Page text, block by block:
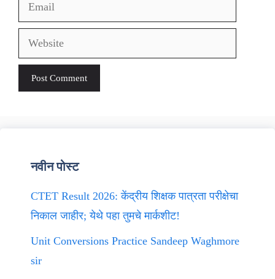
Website
नवीन पोस्ट
CTET Result 2026: केंद्रीय शिक्षक पात्रता परीक्षेचा
निकाल जाहीर; येथे पहा तुमचे मार्कशीट!
Unit Conversions Practice Sandeep Waghmore
sir